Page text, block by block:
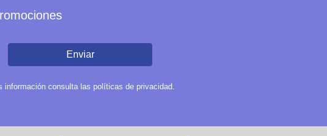
Enviar
consulta las políticas de privacidad.